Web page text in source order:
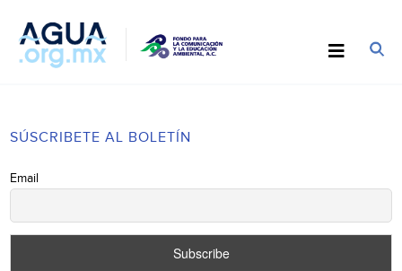
SÚSCRIBETE AL BOLETÍN
Email